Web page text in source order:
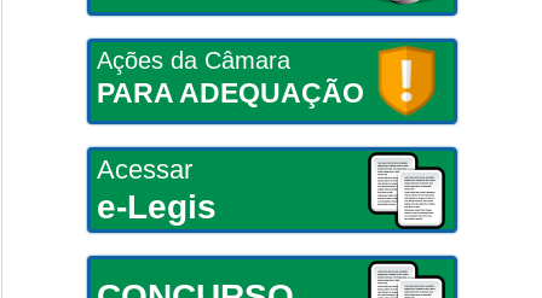
Ações da Câmara
PARA ADEQUAÇÃO
Acessar
e-Legis